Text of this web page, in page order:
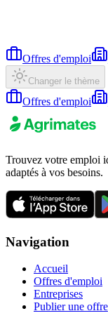
Offres d'emploi
Changer le thème
Offres d'emploi
Trouvez votre emploi
adaptés à vos besoins.
Navigation
Accueil
Offres d'emploi
Entreprises
Publier une offre